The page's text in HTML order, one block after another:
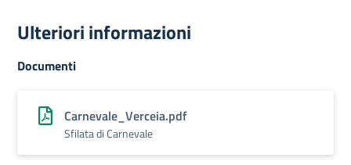
Ulteriori informazioni
Documenti
Carnevale_Verceia.pdf
Sfilata di Carnevale